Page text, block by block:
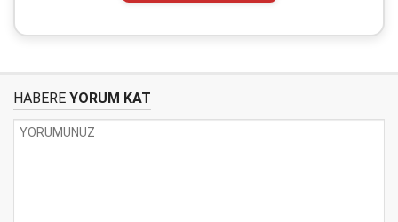
HABERE YORUM KAT